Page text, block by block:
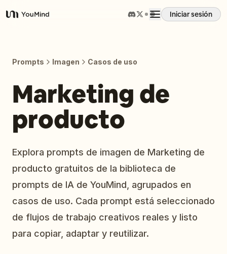
YouMind
Iniciar sesión
Precios
Prompts Imagen Casos de uso
Marketing de
producto
Explora prompts de imagen de Marketing de
producto gratuitos de la biblioteca de
prompts de IA de YouMind, agrupados en
casos de uso. Cada prompt está seleccionado
de flujos de trabajo creativos reales y listo
para copiar, adaptar y reutilizar.